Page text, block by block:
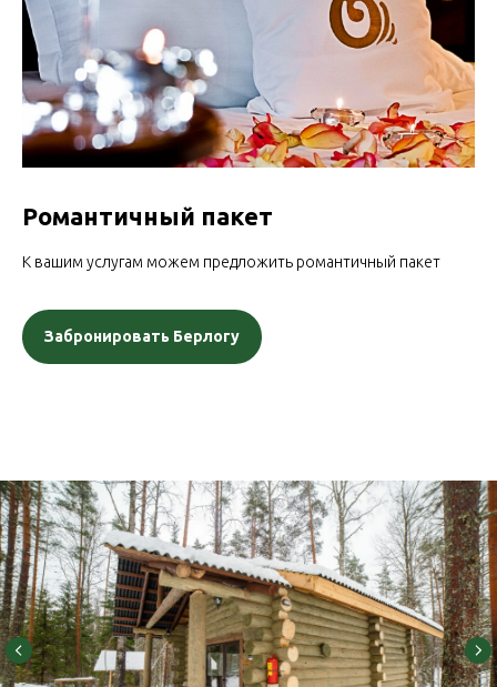
Романтичный пакет
К вашим услугам можем предложить романтичный пакет
Забронировать Берлогу